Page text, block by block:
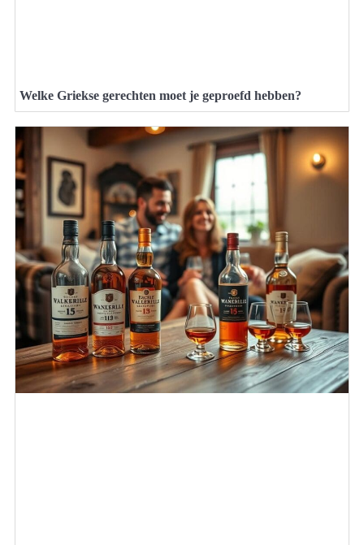
Welke Griekse gerechten moet je geproefd hebben?